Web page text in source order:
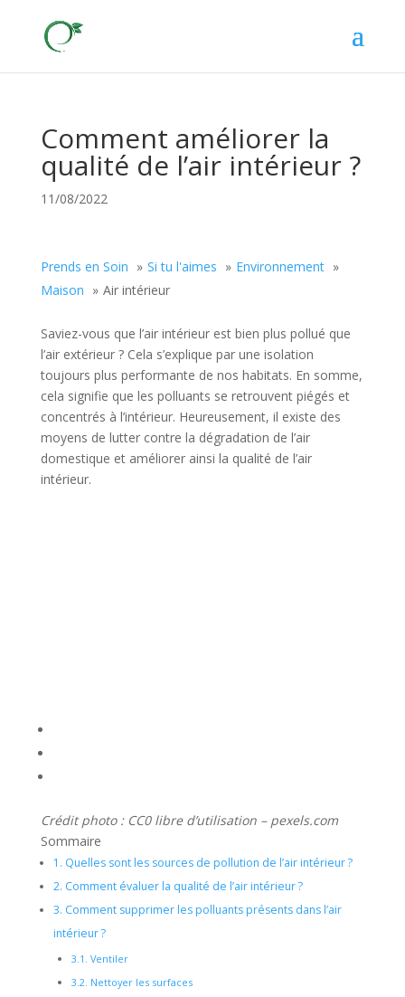
Comment améliorer la
qualité de l’air intérieur ?
11/08/2022
Prends en Soin Si tu l'aimes
Environnement
Maison
Air intérieur
Saviez-vous que l’air intérieur est bien plus pollué que
l’air extérieur ? Cela s’explique par une isolation
toujours plus performante de nos habitats. En somme,
cela signifie que les polluants se retrouvent piégés et
concentrés à l’intérieur. Heureusement, il existe des
moyens de lutter contre la dégradation de l’air
domestique et améliorer ainsi la qualité de l’air
intérieur.
Crédit photo : CC0 libre d’utilisation – pexels.com
Sommaire
1. Quelles sont les sources de pollution de l’air intérieur ?
2. Comment évaluer la qualité de l’air intérieur ?
3. Comment supprimer les polluants présents dans l’air
intérieur ?
3.1. Ventiler
3.2. Nettoyer les surfaces